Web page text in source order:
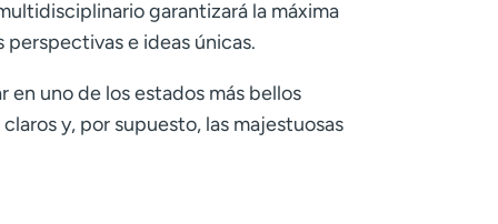
garantizará la máxima
e ideas únicas.
en uno de los estados más bellos
y, por supuesto, las majestuosas